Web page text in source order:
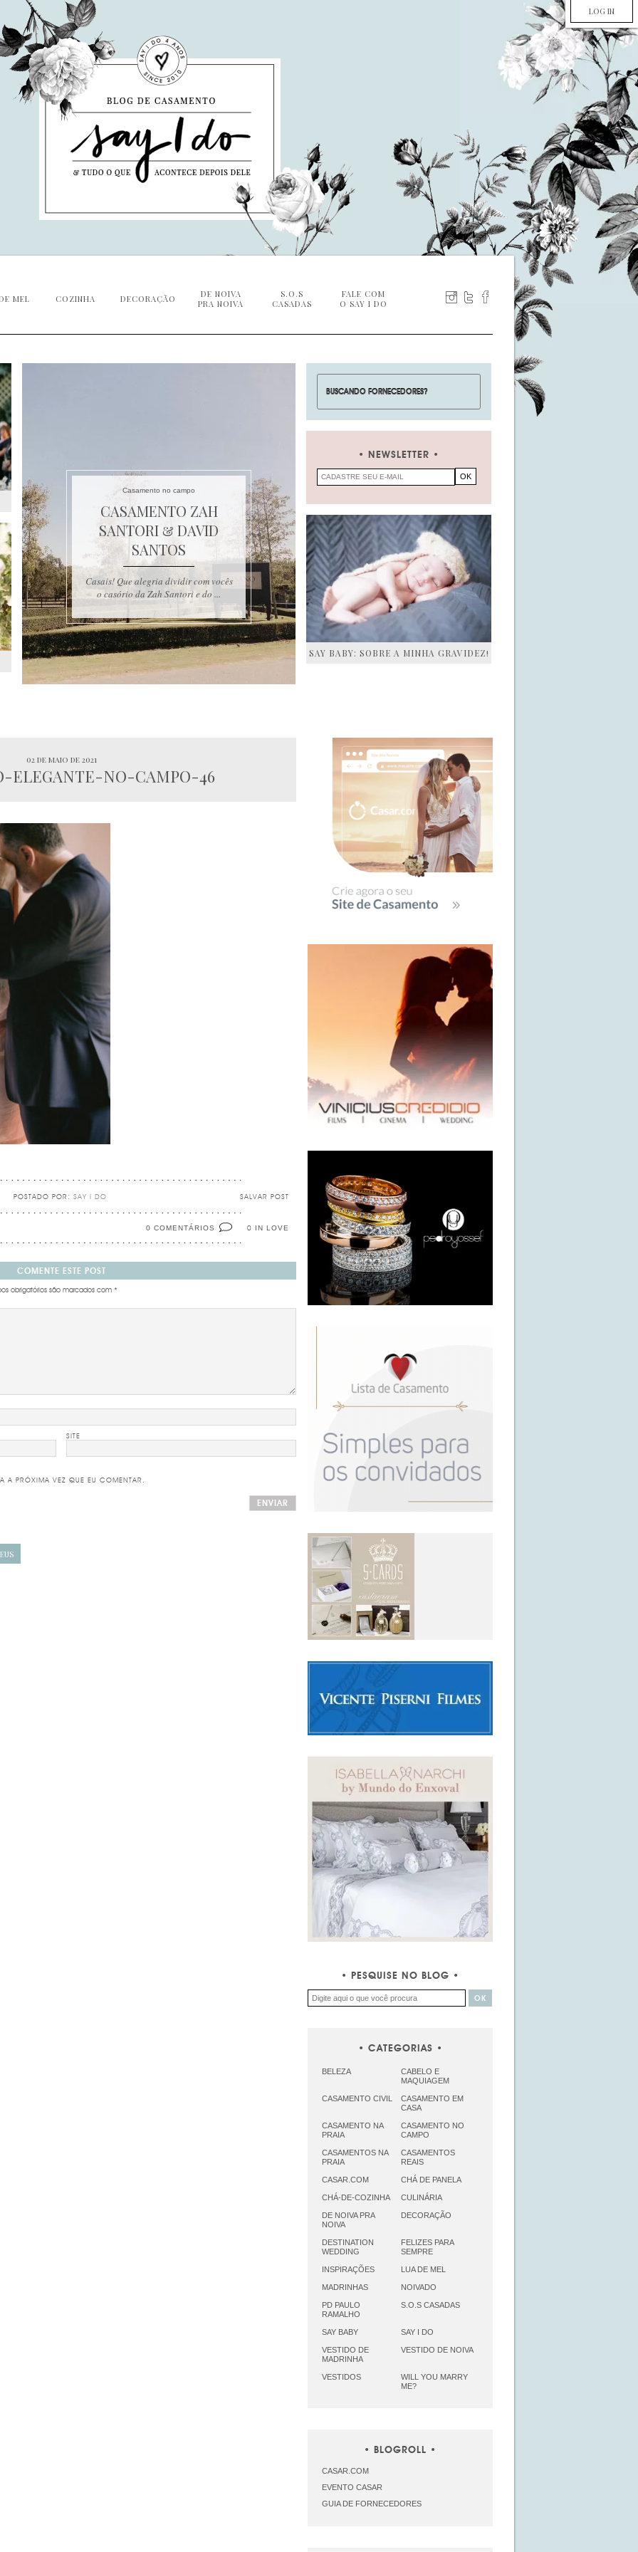
LOG IN
MEL COZINHA DECORAÇÃO
DE NOIVA
PRA NOIVA
S.O.S
CASADAS
FALE COM
O SAY I DO
Casamento no campo
CASAMENTO ZAH
SANTORI & DAVID
SANTOS
Casais! Que alegria dividir com vocês
o casório da Zah Santori e do ...
NEWSLETTER
SAY BABY: SOBRE A MINHA GRAVIDEZ!
02 de maio de 2021
ELEGANTE-NO-CAMPO-46
SALVAR POST
POSTADO POR: SAY I DO
0 IN LOVE
0 COMENTÁRIOS
COMENTE ESTE POST
obrigatórios são marcados com *
SITE
A PRÓXIMA VEZ QUE EU COMENTAR.
SIDEBAR
PESQUISE NO BLOG
CATEGORIAS
BELEZA
CABELO E
MAQUIAGEM
CASAMENTO CIVIL
CASAMENTO EM
CASA
CASAMENTO NA
PRAIA
CASAMENTO NO
CAMPO
CASAMENTOS NA
PRAIA
CASAMENTOS
REAIS
CASAR.COM CHÁ DE PANELA
CHÁ-DE-COZINHA CULINÁRIA
DE NOIVA PRA
NOIVA
DECORAÇÃO
DESTINATION
WEDDING
FELIZES PARA
SEMPRE
INSPIRAÇÕES LUA DE MEL
MADRINHAS NOIVADO
PD PAULO
RAMALHO
S.O.S CASADAS
SAY BABY SAY I DO
VESTIDO DE
MADRINHA
VESTIDO DE NOIVA
VESTIDOS
WILL YOU MARRY
ME?
BLOGROLL
CASAR.COM
EVENTO CASAR
GUIA DE FORNECEDORES